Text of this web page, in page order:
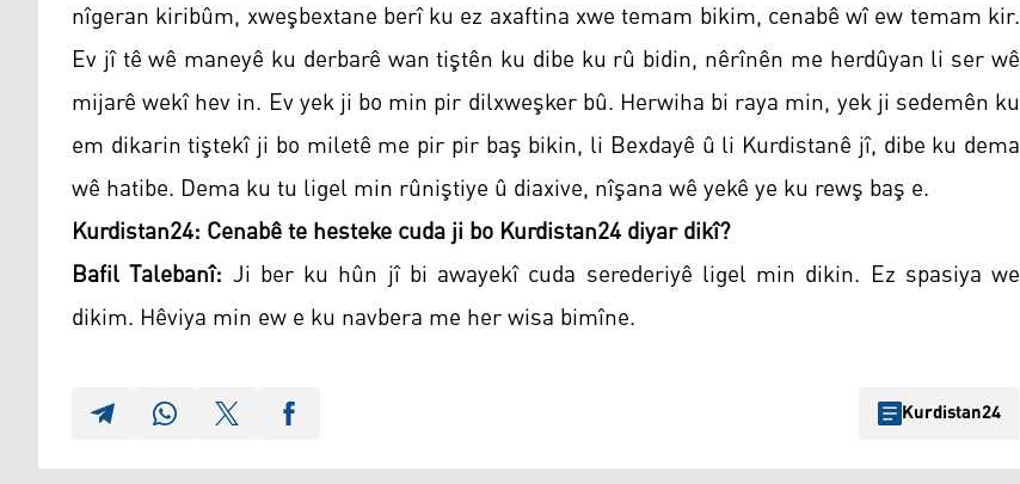
nîgeran kiribûm, xweşbextane berî ku ez axaftina xwe temam bikim, cenabê wî ew temam kir.
Ev jî tê wê maneyê ku derbarê wan tiştên ku dibe ku rû bidin, nêrînên me herdûyan li ser wê
mijarê wekî hev in. Ev yek ji bo min pir dilxweşker bû. Herwiha bi raya min, yek ji sedemên ku
em dikarin tiştekî ji bo miletê me pir pir baş bikin, li Bexdayê û li Kurdistanê jî, dibe ku dema
wê hatibe. Dema ku tu ligel min rûniştiye û diaxive, nîşana wê yekê ye ku rewş baş e.
Kurdistan24: Cenabê te hesteke cuda ji bo Kurdistan24 diyar dikî?
Bafil Talebanî: Ji ber ku hûn jî bi awayekî cuda serederiyê ligel min dikin. Ez spasiya we
dikim. Hêviya min ew e ku navbera me her wisa bimîne.
Kurdistan24